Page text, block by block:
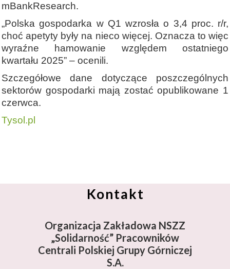
mBankResearch.
„Polska gospodarka w Q1 wzrosła o 3,4 proc. r/r,
choć apetyty były na nieco więcej. Oznacza to więc
wyraźne hamowanie względem ostatniego
kwartału 2025” – ocenili.
Szczegółowe dane dotyczące poszczególnych
sektorów gospodarki mają zostać opublikowane 1
czerwca.
Tysol.pl
Kontakt
Organizacja Zakładowa NSZZ
„Solidarność” Pracowników
Centrali Polskiej Grupy Górniczej
S.A.